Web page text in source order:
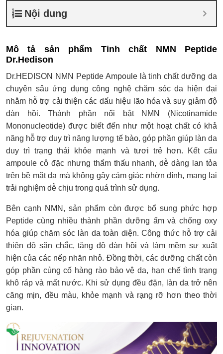
Nội dung
Mô tả sản phẩm Tinh chất NMN Peptide
Dr.Hedison
Dr.HEDISON NMN Peptide Ampoule là tinh chất dưỡng da
chuyên sâu ứng dụng công nghệ chăm sóc da hiện đại
nhằm hỗ trợ cải thiện các dấu hiệu lão hóa và suy giảm độ
đàn hồi. Thành phần nổi bật NMN (Nicotinamide
Mononucleotide) được biết đến như một hoạt chất có khả
năng hỗ trợ duy trì năng lượng tế bào, góp phần giúp làn da
duy trì trạng thái khỏe mạnh và tươi trẻ hơn. Kết cấu
ampoule cô đặc nhưng thẩm thấu nhanh, dễ dàng lan tỏa
trên bề mặt da mà không gây cảm giác nhờn dính, mang lại
trải nghiệm dễ chịu trong quá trình sử dụng.
Bên cạnh NMN, sản phẩm còn được bổ sung phức hợp
Peptide cùng nhiều thành phần dưỡng ẩm và chống oxy
hóa giúp chăm sóc làn da toàn diện. Công thức hỗ trợ cải
thiện độ săn chắc, tăng độ đàn hồi và làm mềm sự xuất
hiện của các nếp nhăn nhỏ. Đồng thời, các dưỡng chất còn
góp phần củng cố hàng rào bảo vệ da, hạn chế tình trạng
khô ráp và mất nước. Khi sử dụng đều đặn, làn da trở nên
căng mịn, đều màu, khỏe mạnh và rạng rỡ hơn theo thời
gian.